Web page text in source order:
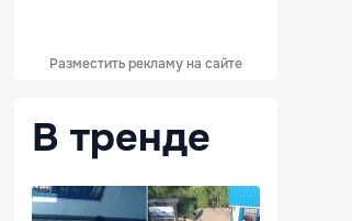
Разместить рекламу на сайте
В тренде